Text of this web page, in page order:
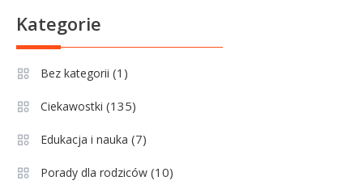
6
historyczne dane
1 Wychowanie dziecka
Jak pomóc dziecku przygotować
dobre rozwiązanie dla
Kategorie
Bez kategorii (1)
Ciekawostki (135)
Edukacja i nauka (7)
Porady dla rodziców (10)